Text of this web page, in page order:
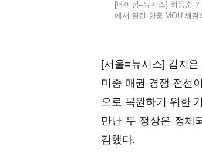
[베이징=뉴시스] 최동준
에서 열린 한중 MOU 체결
[서울=뉴시스] 김지
미중 패권 경쟁 전선
으로 복원하기 위한
만난 두 정상은 정체
감했다.